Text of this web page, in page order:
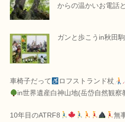
からの温かいお電話
ガンと歩こうin秋田
車椅子だって ロフストランド杖
in世界遺産白神山地(岳岱自然観察
10年目のATRF8 無